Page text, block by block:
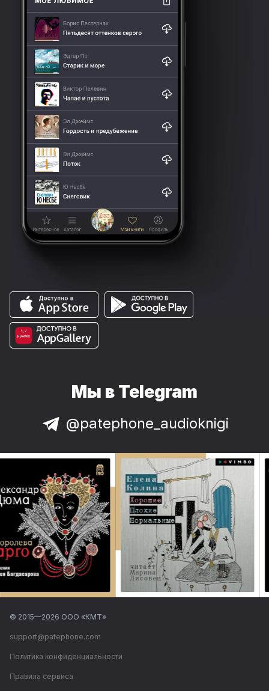
Мы в Telegram
@patephone_audioknigi
© 2015—2026 ООО «КМТ»
support@patephone.com
Политика конфиденциальности
Правила сервиса